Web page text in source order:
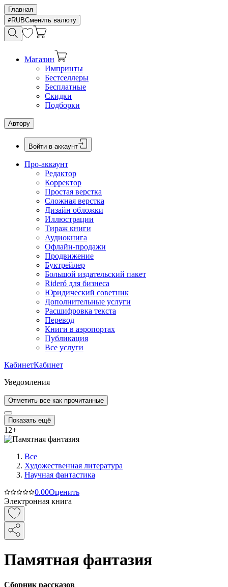
Главная
RUBСменить валюту
Магазин
Импринты
Бестселлеры
Бесплатные
Скидки
Подборки
Автору
Войти в аккаунт
Про-аккаунт
Редактор
Корректор
Простая верстка
Сложная верстка
Дизайн обложки
Иллюстрации
Тираж книги
Аудиокнига
Офлайн-продажи
Продвижение
Буктрейлер
Большой издательский пакет
Rideró для бизнеса
Юридический советник
Дополнительные услуги
Расшифровка текста
Перевод
Книги в аэропортах
Публикация
Все услуги
КабинетКабинет
Уведомления
Отметить все как прочитанные
Показать ещё
12+
Все
Художественная литература
Научная фантастика
0.00Оценить
Электронная книга
Памятная фантазия
Сборник рассказов